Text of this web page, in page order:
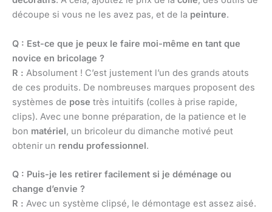
découpe si vous ne les avez pas, et de la peinture.
Q : Est-ce que je peux le faire moi-même en tant que
novice en bricolage ?
R : Absolument ! C’est justement l’un des grands atouts
de ces produits. De nombreuses marques proposent des
systèmes de pose très intuitifs (colles à prise rapide,
clips). Avec une bonne préparation, de la patience et le
bon matériel, un bricoleur du dimanche motivé peut
obtenir un rendu professionnel.
Q : Puis-je les retirer facilement si je déménage ou
change d’envie ?
R : Avec un système clipsé, le démontage est assez aisé.